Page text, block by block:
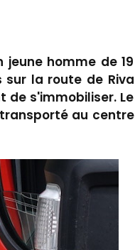
homme de 19
sur la route de Riva
de s'immobiliser. Le
au centre